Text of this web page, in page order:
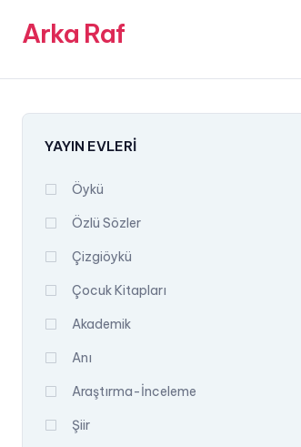
Arka Raf
YAYIN EVLERI
Öykü
Özlü Sözler
Çizgiöykü
Çocuk Kitapları
Akademik
Anı
Araştırma-İnceleme
Şiir